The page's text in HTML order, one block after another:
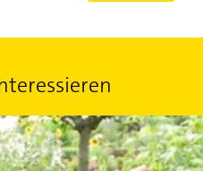
mit der Regentonne